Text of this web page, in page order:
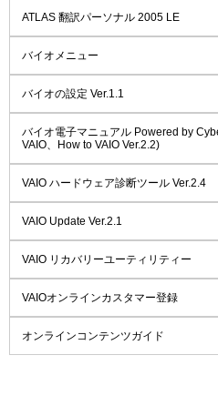
ATLAS 翻訳パーソナル 2005 LE
バイオメニュー
バイオの設定 Ver.1.1
バイオ電子マニュアル Powered by
VAIO、How to VAIO Ver.2.2)
VAIO ハードウェア診断ツール Ver.2.4
VAIO Update Ver.2.1
VAIO リカバリーユーティリティー
VAIOオンラインカスタマー登録
オンラインコンテンツガイド